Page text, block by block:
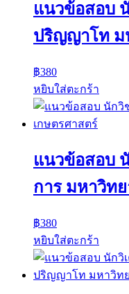
แนวข้อสอบ
ปริญญาโท ม
฿380
หยิบใส่ตะกร้า
แนวข้อสอบ
การ มหาวิท
฿380
หยิบใส่ตะกร้า